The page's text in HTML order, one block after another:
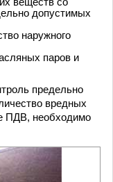
допустимых
наружного
паров и
предельно
вредных
ПДВ, необходимо